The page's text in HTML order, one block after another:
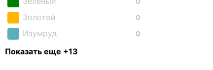
0
Золотой
0
Изумруд
Коричневый
Показать еще +13